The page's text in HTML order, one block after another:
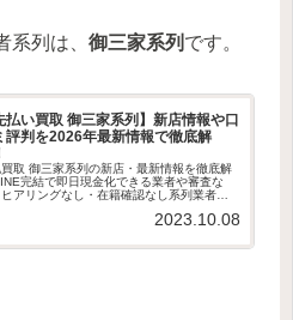
系列は、 御三家系列 です。
払い買取 御三家系列】新店情報や口
評判を2026年最新情報で徹底解
取 御三家系列の新店・最新情報を徹底解
完結で即日現金化できる業者や審査な
ヒアリングなし・在籍確認なし系列業者の
介します。最新版の先払買取 御三家系列情
2023.10.08